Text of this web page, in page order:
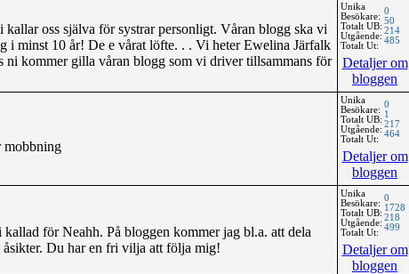
oss själva för systrar personligt. Våran blogg ska vi
i minst 10 år! De e vårat löfte. . . Vi heter Ewelina Järfalk
ni kommer gilla våran blogg som vi driver tillsammans för
Unika
Besökare:
Totalt UB:
Utgående:
Totalt Ut:
0
50
214
485
Detaljer om
bloggen
mobbning
Unika
Besökare:
Totalt UB:
Utgående:
Totalt Ut:
0
1
217
464
Detaljer om
bloggen
för Neahh. På bloggen kommer jag bl.a. att dela
Du har en fri vilja att följa mig!
Unika
Besökare:
Totalt UB:
Utgående:
Totalt Ut:
0
1728
218
499
Detaljer om
bloggen